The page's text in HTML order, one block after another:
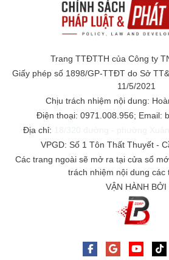
Trang TTĐTTH của Công ty
Giấy phép số 1898/GP-TTĐT do Sở
11/5/2021
Chịu trách nhiệm nội dung:
Điện thoại: 0971.008.956; Email:
Địa chỉ:
VPGD: Số 1 Tôn Thất Thuyết -
Các trang ngoài sẽ mở ra tại cửa sổ
trách nhiệm nội dung các
VẬN HÀNH BỞI